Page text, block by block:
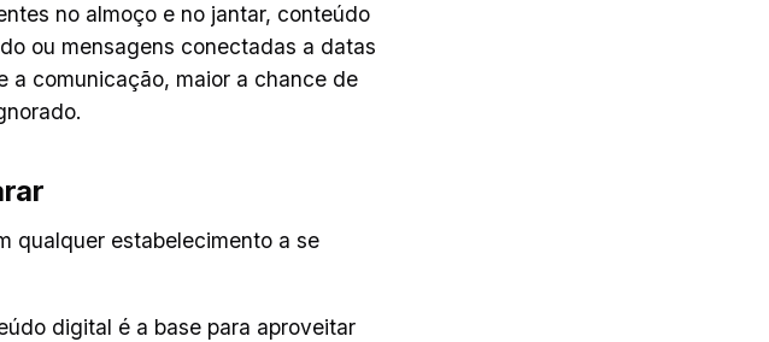
no almoço e no jantar, conteúdo
ou mensagens conectadas a datas
a comunicação, maior a chance de
qualquer estabelecimento a se
digital é a base para aproveitar